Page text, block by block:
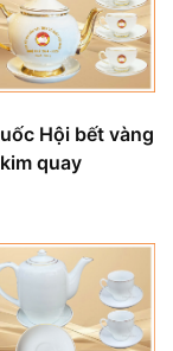
Hội bết vàng
kim quay